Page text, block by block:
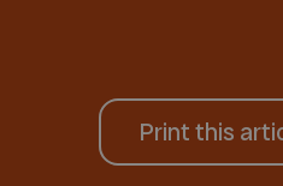
Print this